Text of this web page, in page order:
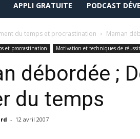
APPLI GRATUITE PODCAST
du temps et procrastination Maman
et procrastination Motivation et techniques de
débordée ;
du temps
- 12 avril 2007